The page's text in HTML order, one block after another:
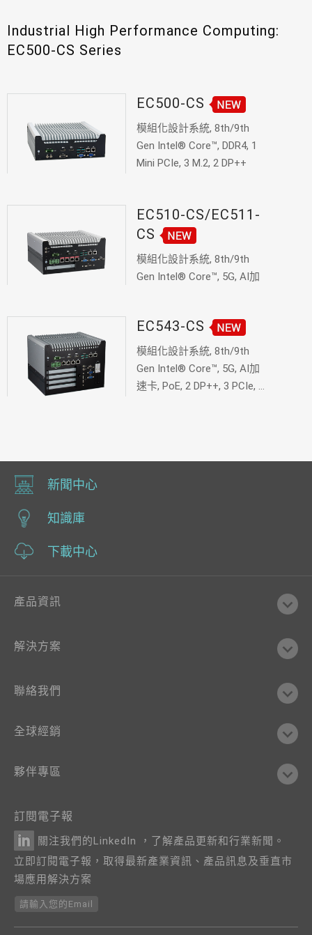
Industrial High Performance Computing:
EC500-CS Series
EC500-CS
模組化設計系統, 8th/9th
Gen Intel® Core™, DDR4, 1
Mini PCIe, 3 M.2, 2 DP++
EC510-CS/EC511-
CS
模組化設計系統, 8th/9th
Gen Intel® Core™, 5G, AI加
EC543-CS
模組化設計系統, 8th/9th
Gen Intel® Core™, 5G, AI加
速卡, PoE, 2 DP++, 3 PCIe, 1
新聞中心
知識庫
下載中心
產品資訊
解決方案
聯絡我們
全球經銷
夥伴專區
訂閱電子報
關注我們的LinkedIn ，了解產品更新和行業新聞。
立即訂閱電子報，取得最新產業資訊、產品訊息及垂直市
場應用解決方案
請輸入您的Email